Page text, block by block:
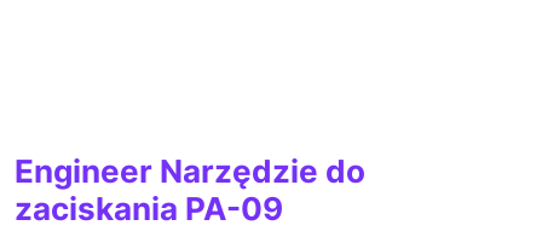
Engineer Narzędzie do
zaciskania PA-09